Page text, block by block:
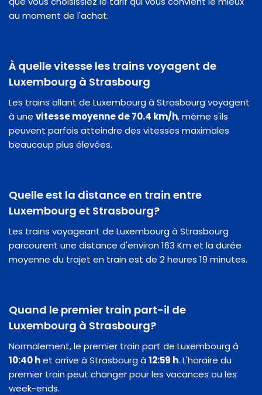
au moment de l'achat.
À quelle vitesse les trains voyagent de
Luxembourg à Strasbourg
Les trains allant de Luxembourg à Strasbourg voyagent
à une vitesse moyenne de 70.4 km/h, même s'ils
peuvent parfois atteindre des vitesses maximales
beaucoup plus élevées.
Quelle est la distance en train entre
Luxembourg et Strasbourg?
Les trains voyageant de Luxembourg à Strasbourg
parcourent une distance d'environ 163 Km et la durée
moyenne du trajet en train est de 2 heures 19 minutes.
Quand le premier train part-il de
Luxembourg à Strasbourg?
Normalement, le premier train part de Luxembourg à
10:40 het arrive à Strasbourg à12:59 h. L'horaire du
premier train peut changer pour les vacances ou les
week-ends.